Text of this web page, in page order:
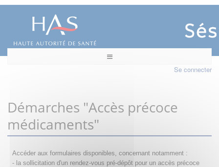
Se connecter
Démarches "Accès précoce
médicaments"
Accéder aux formulaires disponibles, concernant notamment :
- la sollicitation d'un rendez-vous pré-dépôt pour un accès précoce